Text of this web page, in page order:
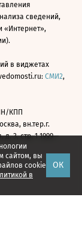
сайтом, вы
cookie
в
ОК
сведений,
«Интернет»,
в виджетах
СМИ2,
КПП
вн.тер.г.
3, стр. 1 1999—